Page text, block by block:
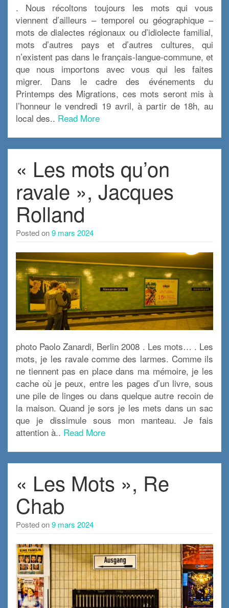
. Nous récoltons toujours les mots qui vous
viennent d’ailleurs – temporel ou géographique –
mots de dialectes régionaux ou d’idiolecte familial,
mots d’autres pays et d’autres cultures, qui
n’existent pas dans le français-langue-commune, et
que nous importons avec vous qui les faites
migrer. Dans le cadre des événements du
Printemps des Migrations, ces mots seront mis à
l’honneur le vendredi 19 avril, à partir de 18h, au
local des.. Read More
« Les mots qu’on
ravale », Jacques
Rolland
Posted on9 mars 2024
photo Paolo Zanardi, Berlin 2008 . Les mots… . Les
mots, je les ravale comme des larmes. Comme ils
ne tiennent pas en place dans ma mémoire, je les
cache où je peux, entre les pages d’un livre, sous
une pile de linges ou dans quelque autre recoin de
la maison. Quand je sors je les mets dans un sac
que je dissimule sous mon manteau. Je fais
attention à.. Read More
« Les Mots », Re
Chab
Posted on9 mars 2024